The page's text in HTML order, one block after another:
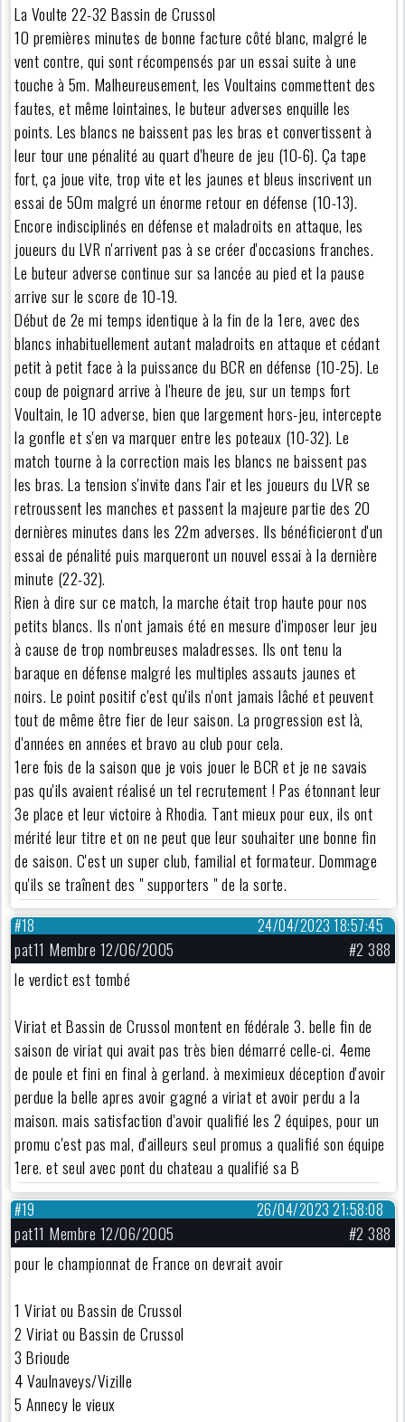
La Voulte 22-32 Bassin de Crussol
10 premières minutes de bonne facture côté blanc, malgré le
vent contre, qui sont récompensés par un essai suite à une
touche à 5m. Malheureusement, les Voultains commettent des
fautes, et même lointaines, le buteur adverses enquille les
points. Les blancs ne baissent pas les bras et convertissent à
leur tour une pénalité au quart d'heure de jeu (10-6). Ça tape
fort, ça joue vite, trop vite et les jaunes et bleus inscrivent un
essai de 50m malgré un énorme retour en défense (10-13).
Encore indisciplinés en défense et maladroits en attaque, les
joueurs du LVR n'arrivent pas à se créer d'occasions franches.
Le buteur adverse continue sur sa lancée au pied et la pause
arrive sur le score de 10-19.
Début de 2e mi temps identique à la fin de la 1ere, avec des
blancs inhabituellement autant maladroits en attaque et cédant
petit à petit face à la puissance du BCR en défense (10-25). Le
coup de poignard arrive à l'heure de jeu, sur un temps fort
Voultain, le 10 adverse, bien que largement hors-jeu, intercepte
la gonfle et s'en va marquer entre les poteaux (10-32). Le
match tourne à la correction mais les blancs ne baissent pas
les bras. La tension s'invite dans l'air et les joueurs du LVR se
retroussent les manches et passent la majeure partie des 20
dernières minutes dans les 22m adverses. Ils bénéficieront d'un
essai de pénalité puis marqueront un nouvel essai à la dernière
minute (22-32).
Rien à dire sur ce match, la marche était trop haute pour nos
petits blancs. Ils n'ont jamais été en mesure d'imposer leur jeu
à cause de trop nombreuses maladresses. Ils ont tenu la
baraque en défense malgré les multiples assauts jaunes et
noirs. Le point positif c'est qu'ils n'ont jamais lâché et peuvent
tout de même être fier de leur saison. La progression est là,
d'années en années et bravo au club pour cela.
1ere fois de la saison que je vois jouer le BCR et je ne savais
pas qu'ils avaient réalisé un tel recrutement ! Pas étonnant leur
3e place et leur victoire à Rhodia. Tant mieux pour eux, ils ont
mérité leur titre et on ne peut que leur souhaiter une bonne fin
de saison. C'est un super club, familial et formateur. Dommage
qu'ils se traînent des " supporters " de la sorte.
24/04/2023 18:57:45
#18
pat11 Membre 12/06/2005
#2 388
le verdict est tombé
Viriat et Bassin de Crussol montent en fédérale 3. belle fin de
saison de viriat qui avait pas très bien démarré celle-ci. 4eme
de poule et fini en final à gerland. à meximieux déception d'avoir
perdue la belle apres avoir gagné a viriat et avoir perdu a la
maison. mais satisfaction d'avoir qualifié les 2 équipes, pour un
promu c'est pas mal, d'ailleurs seul promus a qualifié son équipe
1ere. et seul avec pont du chateau a qualifié sa B
26/04/2023 21:58:08
#19
pat11 Membre 12/06/2005
#2 388
pour le championnat de France on devrait avoir
1 Viriat ou Bassin de Crussol
2 Viriat ou Bassin de Crussol
3 Brioude
4 Vaulnaveys/Vizille
5 Annecy le vieux